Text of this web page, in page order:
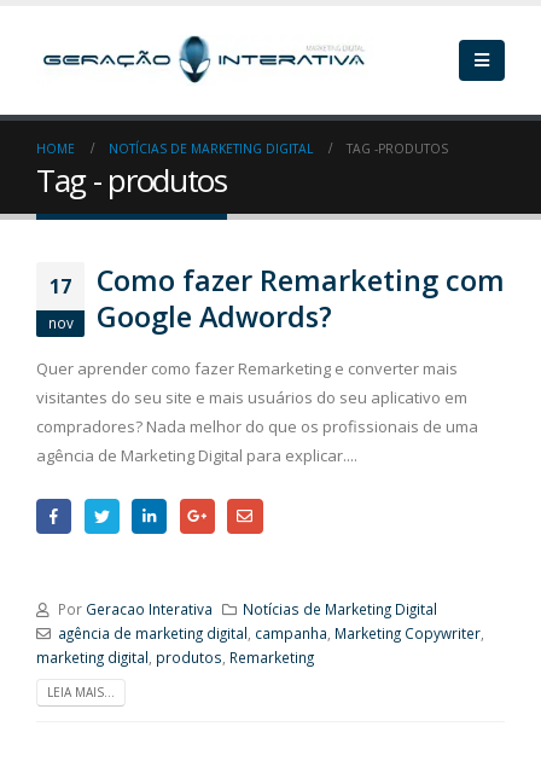
HOME NOTÍCIAS DE MARKETING DIGITAL TAG -PRODUTOS
Tag - produtos
17
nov
Como fazer Remarketing com
Google Adwords?
Quer aprender como fazer Remarketing e converter mais
visitantes do seu site e mais usuários do seu aplicativo em
compradores? Nada melhor do que os profissionais de uma
agência de Marketing Digital para explicar....
Por Geracao Interativa
Notícias de Marketing Digital
agência de marketing digital campanha Marketing Copywriter,
marketing digital produtos Remarketing
LEIA MAIS...